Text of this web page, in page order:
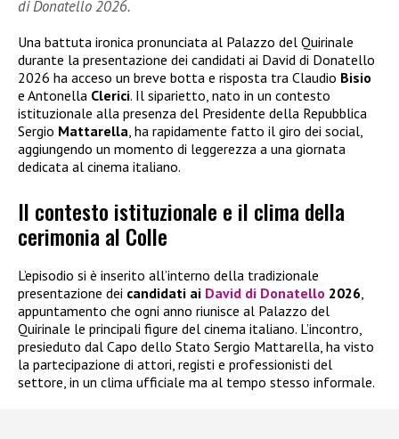
di Donatello 2026.
Una battuta ironica pronunciata al Palazzo del Quirinale
durante la presentazione dei candidati ai David di Donatello
2026 ha acceso un breve botta e risposta tra Claudio Bisio
e Antonella Clerici. Il siparietto, nato in un contesto
istituzionale alla presenza del Presidente della Repubblica
Sergio Mattarella , ha rapidamente fatto il giro dei social,
aggiungendo un momento di leggerezza a una giornata
dedicata al cinema italiano.
Il contesto istituzionale e il clima della
cerimonia al Colle
L’episodio si è inserito all’interno della tradizionale
presentazione dei candidati ai David di Donatello 2026,
appuntamento che ogni anno riunisce al Palazzo del
Quirinale le principali figure del cinema italiano. L’incontro,
presieduto dal Capo dello Stato Sergio Mattarella, ha visto
la partecipazione di attori, registi e professionisti del
settore, in un clima ufficiale ma al tempo stesso informale.